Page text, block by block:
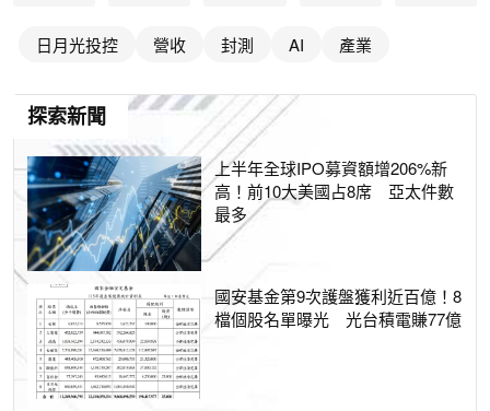
日月光投控 營收 封測 AI 產業
探索新聞
上半年全球IPO募資額增206%新
高！前10大美國占8席 亞太件數
最多
國安基金第9次護盤獲利近百億！8
檔個股名單曝光 光台積電賺77億